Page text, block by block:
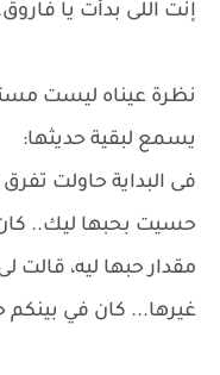
إنت اللى بدأت يا
نظرة عيناه ليست
يسمع لبقية حديثها:
فى البداية حاولت
حسيت بحبها ليك..
مقدار حبها ليه،
غيرها... كان في بينكم